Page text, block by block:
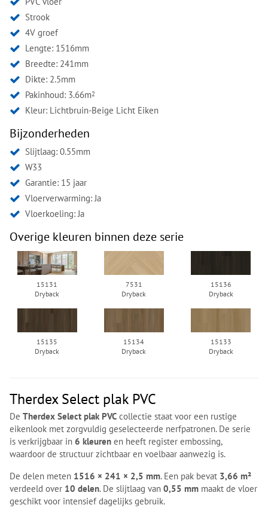
Strook
4V groef
Lengte: 1516mm
Breedte: 241mm
Dikte: 2.5mm
Pakinhoud: 3.66m2
Kleur: Lichtbruin-Beige Licht Eiken
Bijzonderheden
Slijtlaag: 0.55mm
W33
Garantie: 15 jaar
Vloerverwarming: Ja
Vloerkoeling: Ja
Overige kleuren binnen deze serie
15131
Dryback
7531
Dryback
15136
Dryback
15135
Dryback
15134
Dryback
15133
Dryback
Therdex Select plak PVC
De Therdex Select plak PVC collectie staat voor een rustige
eikenlook met zorgvuldig geselecteerde nerfpatronen. De serie
is verkrijgbaar in 6 kleuren en heeft register embossing,
waardoor de structuur zichtbaar en voelbaar aanwezig is.
De delen meten 1516 × 241 × 2,5 mm. Een pak bevat 3,66 m²
verdeeld over 10 delen. De slijtlaag van 0,55 mm maakt de vloer
geschikt voor intensief dagelijks gebruik.